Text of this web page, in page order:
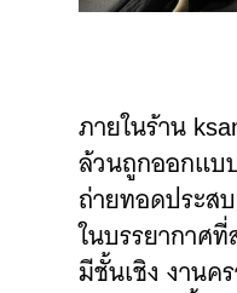
ภายในร้าน
ล้วนถูกออกแบ
ถ่ายทอดประส
ในบรรยากาศที่
มีชั้นเชิง งานค